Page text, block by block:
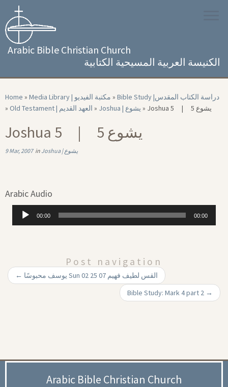
content
Arabic Bible Christian Church
الكنيسة العربية المسيحية الكتابية
Home » Media Library | مكتبة الفيديو »
Bible Study |‏ دراسة الكتاب المقدس
»
Old Testament | العهد القديم » Joshua | يشوع » Joshua 5 | 5 يشوع
Joshua 5 | 5 يشوع
9 Mar, 2007in Joshua | يشوع
Arabic Audio
Audio
Player
00:00 00:00
Post navigation
←
يوسف محبوسًا Sun 02 25 07 القس لطيف فهيم
Bible Study: Mark 4 part 2 →
Arabic Bible Christian Church